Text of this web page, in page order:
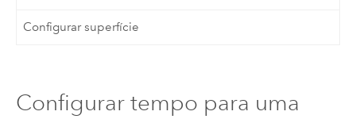
Configurar superfície
Configurar tempo para uma